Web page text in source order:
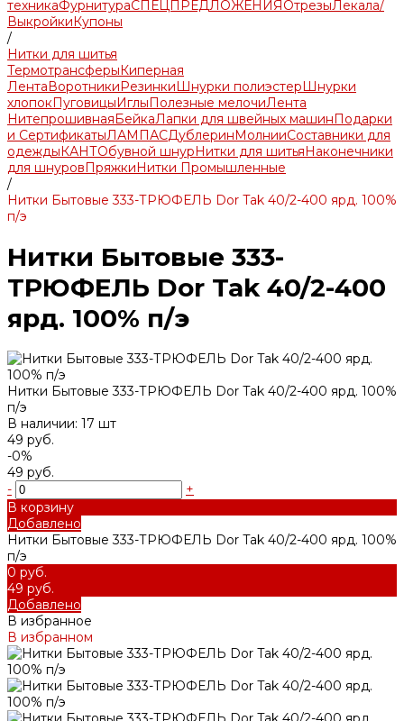
техникаФурнитураСПЕЦПРЕДЛОЖЕНИЯОтрезыЛекала/
ВыкройкиКупоны
/
Нитки для шитья
ТермотрансферыКиперная
ЛентаВоротникиРезинкиШнурки полиэстерШнурки
хлопокПуговицыИглыПолезные мелочиЛента
НитепрошивнаяБейкаЛапки для швейных машинПодарки
и СертификатыЛАМПАСДублеринМолнииСоставники для
одеждыКАНТОбувной шнурНитки для шитьяНаконечники
для шнуровПряжкиНитки Промышленные
/
Нитки Бытовые 333-ТРЮФЕЛЬ Dor Tak 40/2-400 ярд. 100%
п/э
Нитки Бытовые 333-
ТРЮФЕЛЬ Dor Tak 40/2-400
ярд. 100% п/э
Нитки Бытовые 333-ТРЮФЕЛЬ Dor Tak 40/2-400 ярд. 100%
п/э
В наличии: 17 шт
49 руб.
-0%
49 руб.
-
+
В корзину
Добавлено
Нитки Бытовые 333-ТРЮФЕЛЬ Dor Tak 40/2-400 ярд. 100%
п/э
0 руб.
49 руб.
Добавлено
В избранное
В избранном